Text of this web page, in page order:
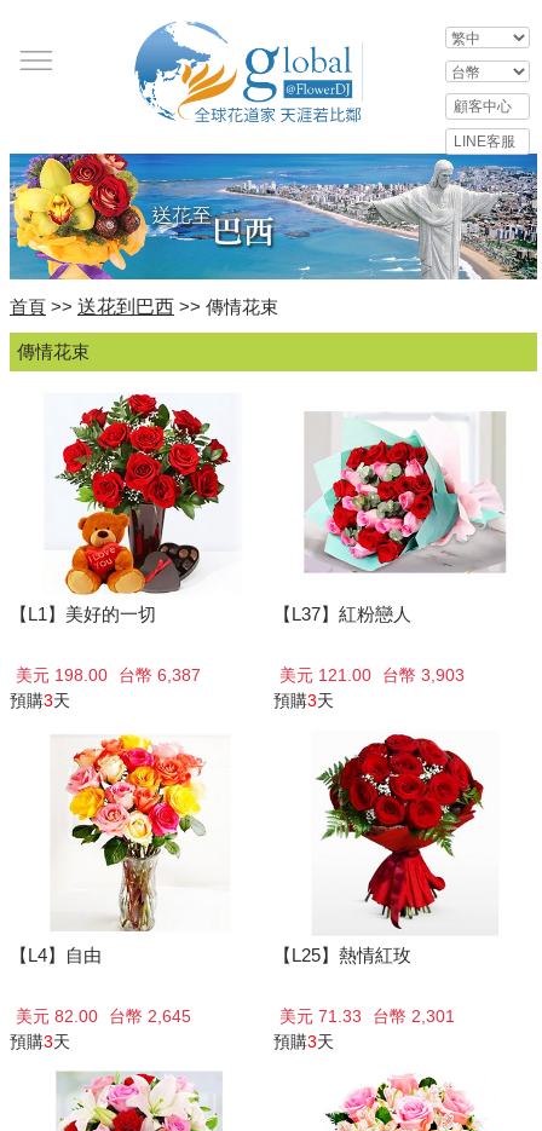
首頁 >> 送花到巴西 >> 傳情花束
傳情花束
【L1】美好的一切
美元 198.00
台幣 6,387
預購3天
【L37】紅粉戀人
美元 121.00
台幣 3,903
預購3天
【L4】自由
美元 82.00
台幣 2,645
預購3天
【L25】熱情紅玫
美元 71.33
台幣 2,301
預購3天